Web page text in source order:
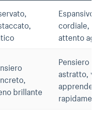
Espansivo,
cordiale,
attento agli
brillante
Pensiero
astratto,
apprende
rapidamente